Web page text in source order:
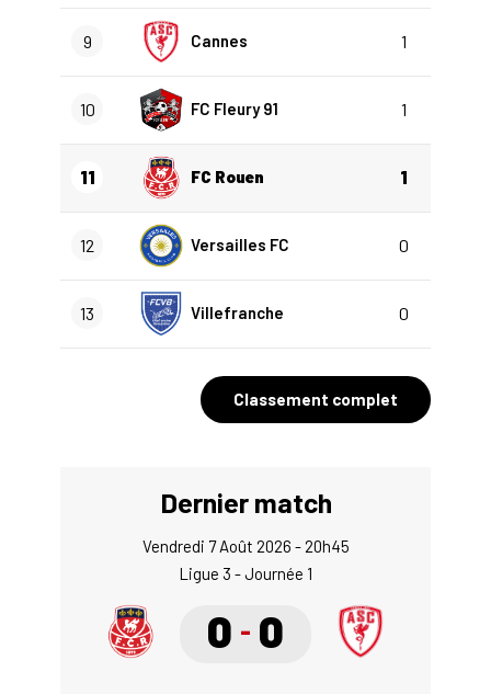
9 Cannes 1
10 FC Fleury 91 1
11 FC Rouen 1
12 Versailles FC 0
13 Villefranche 0
Classement complet
Dernier match
Vendredi 7 Août 2026 - 20h45
Ligue 3 - Journée 1
0 - 0